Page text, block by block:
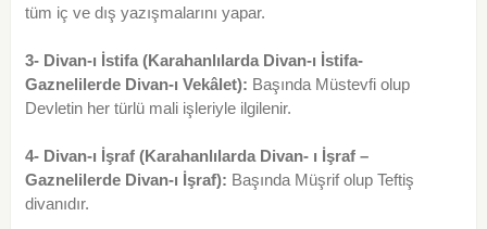
tüm iç ve dış yazışmalarını yapar.
3- Divan-ı İstifa (Karahanlılarda Divan-ı İstifa-
Gaznelilerde Divan-ı Vekâlet): Başında Müstevfi olup
Devletin her türlü mali işleriyle ilgilenir.
4- Divan-ı İşraf (Karahanlılarda Divan- ı İşraf –
Gaznelilerde Divan-ı İşraf): Başında Müşrif olup Teftiş
divanıdır.